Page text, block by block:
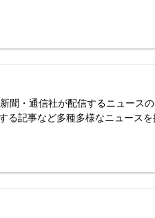
聞・通信社が配信するニュース
る記事など多種多様なニュースを